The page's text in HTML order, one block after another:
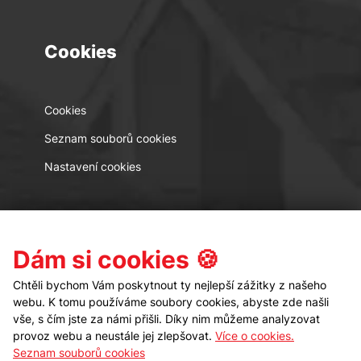
Cookies
Cookies
Seznam souborů cookies
Nastavení cookies
Kontakt Sledujte nás
Dám si cookies 🍪
Chtěli bychom Vám poskytnout ty nejlepší zážitky z našeho
webu. K tomu používáme soubory cookies, abyste zde našli
vše, s čím jste za námi přišli. Díky nim můžeme analyzovat
provoz webu a neustále jej zlepšovat. Více o cookies.
Seznam souborů cookies